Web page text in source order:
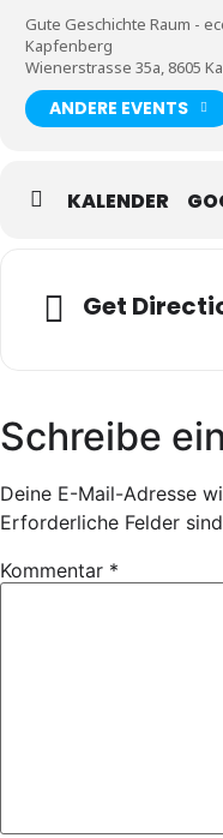
Gute Geschichte Raum -
Kapfenberg
Wienerstrasse 35a, 8605
ANDERE EVENTS
KALENDER
Get
Schreibe
Deine E-Mail-Adresse
Erforderliche Felder
Kommentar *